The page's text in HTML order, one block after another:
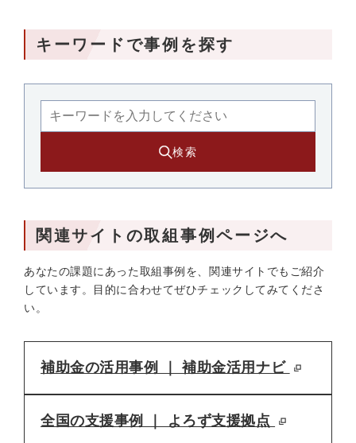
キーワードで事例を探す
検索
関連サイトの取組事例ページへ
あなたの課題にあった取組事例を、関連サイトでもご紹介
しています。目的に合わせてぜひチェックしてみてくださ
い。
補助金の活用事例 ｜ 補助金活用ナビ
全国の支援事例 ｜ よろず支援拠点